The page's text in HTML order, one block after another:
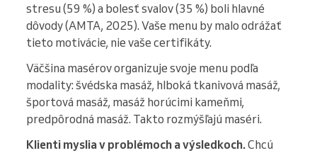
stresu (59 %) a bolesť svalov (35 %) boli hlavné
dôvody (AMTA, 2025). Vaše menu by malo odrážať
tieto motivácie, nie vaše certifikáty.
Väčšina masérov organizuje svoje menu podľa
modality: švédska masáž, hlboká tkanivová masáž,
športová masáž, masáž horúcimi kameňmi,
predpôrodná masáž. Takto rozmýšľajú maséri.
Klienti myslia v problémoch a výsledkoch.Chcú